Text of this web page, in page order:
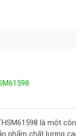
là một
phẩm chất lượng